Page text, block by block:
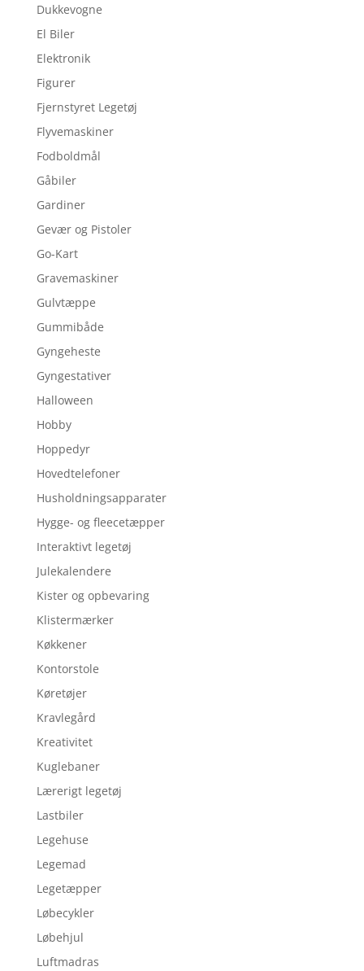
Dukkevogne
El Biler
Elektronik
Figurer
Fjernstyret Legetøj
Flyvemaskiner
Fodboldmål
Gåbiler
Gardiner
Gevær og Pistoler
Go-Kart
Gravemaskiner
Gulvtæppe
Gummibåde
Gyngeheste
Gyngestativer
Halloween
Hobby
Hoppedyr
Hovedtelefoner
Husholdningsapparater
Hygge- og fleecetæpper
Interaktivt legetøj
Julekalendere
Kister og opbevaring
Klistermærker
Køkkener
Kontorstole
Køretøjer
Kravlegård
Kreativitet
Kuglebaner
Lærerigt legetøj
Lastbiler
Legehuse
Legemad
Legetæpper
Løbecykler
Løbehjul
Luftmadras